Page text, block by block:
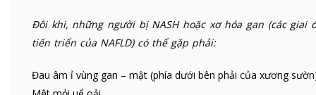
Đôi khi, những người bị NASH hoặc xơ hóa gan (các giai
tiến triển của NAFLD) có thể gặp phải:
Đau âm ỉ vùng gan – mật (phía dưới bên phải của xương